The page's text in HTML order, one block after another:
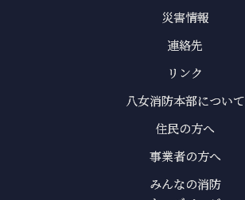
災害情報
連絡先
リンク
八女消防本部について
住民の方へ
事業者の方へ
みんなの消防